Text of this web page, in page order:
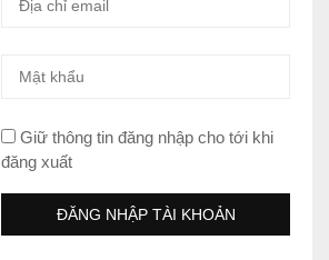
Giữ thông tin đăng nhập cho tới khi
đăng xuất